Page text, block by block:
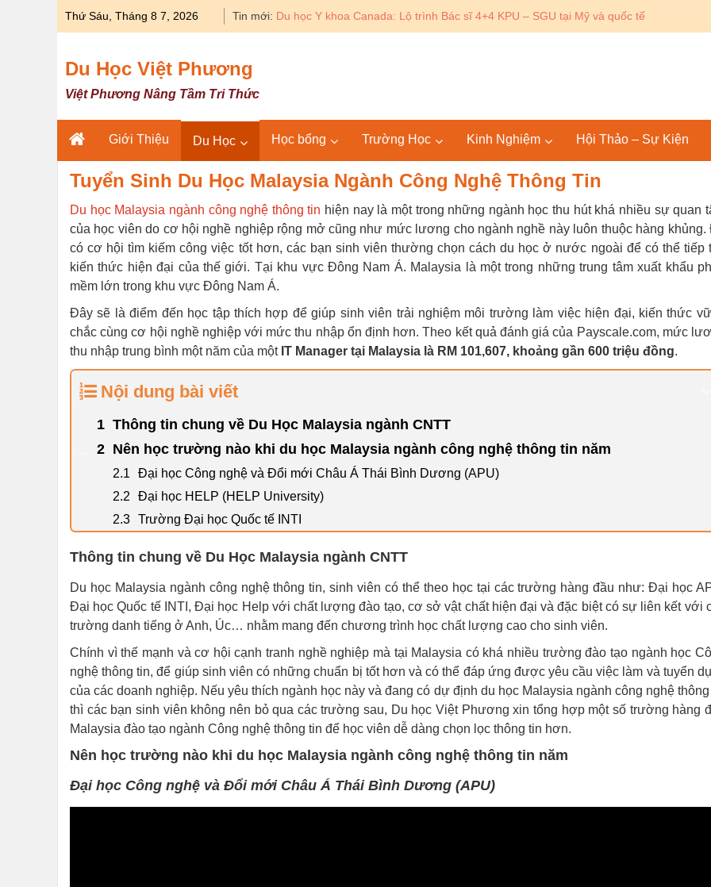
Thứ Sáu, Tháng 8 7, 2026 Tin mới: Du học Y khoa Canada: Lộ trình Bác sĩ 4+4 KPU – SGU tại Mỹ và quốc tế
Du Học Việt Phương
Việt Phương Nâng Tầm Tri Thức
Giới Thiệu Du Học Học bổng Trường Học Kinh Nghiệm Hội Thảo – Sự Kiện
Tuyển Sinh Du Học Malaysia Ngành Công Nghệ Thông Tin
Du học Malaysia ngành công nghệ thông tin hiện nay là một trong những ngành học thu hút khá nhiều sự quan
của học viên do cơ hội nghề nghiệp rộng mở cũng như mức lương cho ngành nghề này luôn thuộc hàng khủng.
có cơ hội tìm kiếm công việc tốt hơn, các bạn sinh viên thường chọn cách du học ở nước ngoài để có thể tiếp
kiến thức hiện đại của thế giới. Tại khu vực Đông Nam Á. Malaysia là một trong những trung tâm xuất khẩu
mềm lớn trong khu vực Đông Nam Á.
Đây sẽ là điểm đến học tập thích hợp để giúp sinh viên trải nghiệm môi trường làm việc hiện đại, kiến thức
chắc cùng cơ hội nghề nghiệp với mức thu nhập ổn định hơn. Theo kết quả đánh giá của Payscale.com, mức
thu nhập trung bình một năm của một IT Manager tại Malaysia là RM 101,607, khoảng gần 600 triệu đồng.
Nội dung bài viết
Thông tin chung về Du Học Malaysia ngành CNTT
Nên học trường nào khi du học Malaysia ngành công nghệ thông tin năm
Đại học Công nghệ và Đổi mới Châu Á Thái Bình Dương (APU)
Đại học HELP (HELP University)
Trường Đại học Quốc tế INTI
Thông tin chung về Du Học Malaysia ngành CNTT
Du học Malaysia ngành công nghệ thông tin, sinh viên có thể theo học tại các trường hàng đầu như: Đại học
Đại học Quốc tế INTI, Đại học Help với chất lượng đào tạo, cơ sở vật chất hiện đại và đặc biệt có sự liên kết với
trường danh tiếng ở Anh, Úc… nhằm mang đến chương trình học chất lượng cao cho sinh viên.
Chính vì thế mạnh và cơ hội cạnh tranh nghề nghiệp mà tại Malaysia có khá nhiều trường đào tạo ngành học
nghệ thông tin, để giúp sinh viên có những chuẩn bị tốt hơn và có thể đáp ứng được yêu cầu việc làm và tuyển
của các doanh nghiệp. Nếu yêu thích ngành học này và đang có dự định du học Malaysia ngành công nghệ
thì các bạn sinh viên không nên bỏ qua các trường sau, Du học Việt Phương xin tổng hợp một số trường hàng
Malaysia đào tạo ngành Công nghệ thông tin để học viên dễ dàng chọn lọc thông tin hơn.
Nên học trường nào khi du học Malaysia ngành công nghệ thông tin năm
Đại học Công nghệ và Đổi mới Châu Á Thái Bình Dương (APU)